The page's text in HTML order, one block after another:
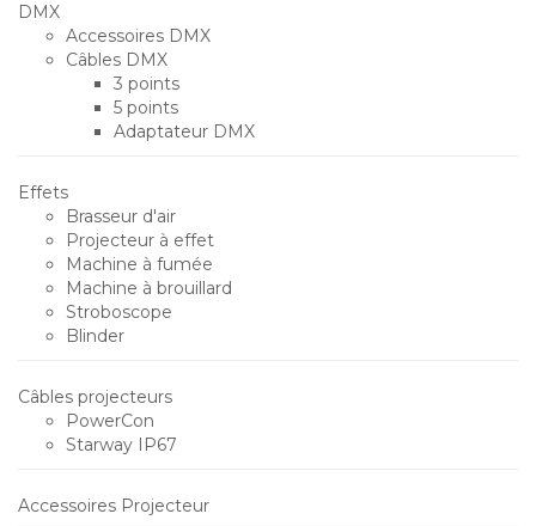
DMX
Accessoires DMX
Câbles DMX
3 points
5 points
Adaptateur DMX
Effets
Brasseur d'air
Projecteur à effet
Machine à fumée
Machine à brouillard
Stroboscope
Blinder
Câbles projecteurs
PowerCon
Starway IP67
Accessoires Projecteur